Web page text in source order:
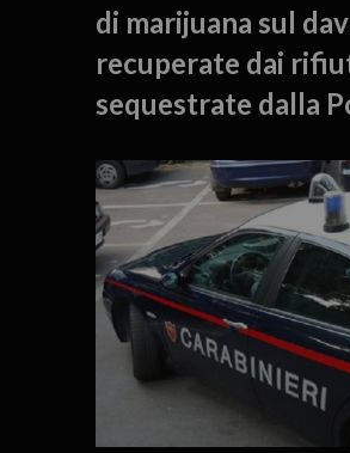
di marijuana sul
recuperate dai
sequestrate dalla